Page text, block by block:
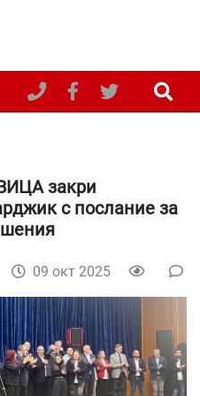
закри
с послание за
09 окт 2025